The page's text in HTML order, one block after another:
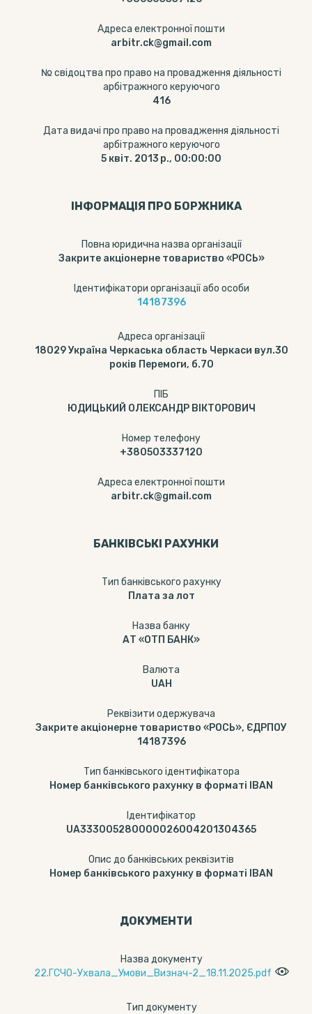
Адреса електронної пошти
arbitr.ck@gmail.com
№ свідоцтва про право на провадження діяльності
арбітражного керуючого
416
Дата видачі про право на провадження діяльності
арбітражного керуючого
5 квіт. 2013 р., 00:00:00
ІНФОРМАЦІЯ ПРО БОРЖНИКА
Повна юридична назва організації
Закрите акціонерне товариство «РОСЬ»
Ідентифікатори організації або особи
14187396
Адреса організації
18029 Україна Черкаська область Черкаси вул.30
років Перемоги, б.70
ПІБ
ЮДИЦЬКИЙ ОЛЕКСАНДР ВІКТОРОВИЧ
Номер телефону
+380503337120
Адреса електронної пошти
arbitr.ck@gmail.com
БАНКІВСЬКІ РАХУНКИ
Тип банкiвського рахунку
Плата за лот
Назва банку
АТ «ОТП БАНК»
Валюта
UAH
Реквізити одержувача
Закрите акціонерне товариство «РОСЬ», ЄДРПОУ
14187396
Тип банківського ідентифікатора
Номер банківського рахунку в форматі IBAN
Ідентифікатор
UA333005280000026004201304365
Опис до банківських реквізитів
Номер банківського рахунку в форматі IBAN
ДОКУМЕНТИ
Назва документу
22.ГСЧО-Ухвала_Умови_Визнач-2_18.11.2025.pdf
Тип документу